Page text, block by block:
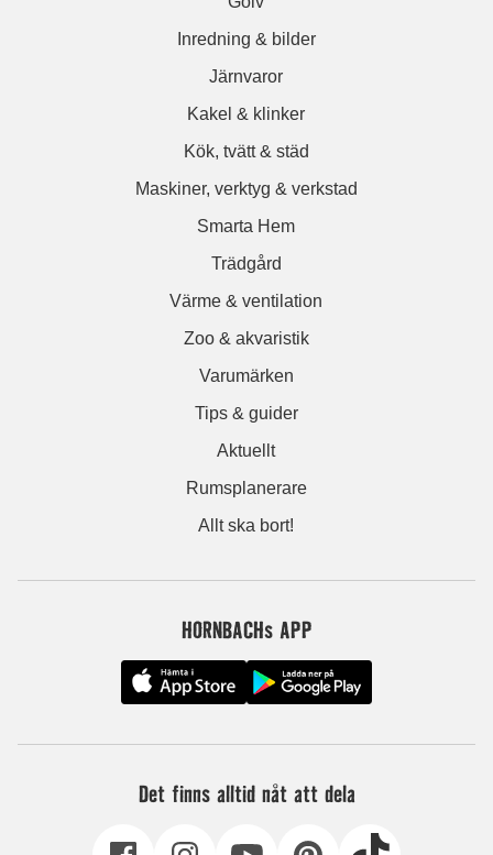
Inredning & bilder
Järnvaror
Kakel & klinker
Kök, tvätt & städ
Maskiner, verktyg & verkstad
Smarta Hem
Trädgård
Värme & ventilation
Zoo & akvaristik
Varumärken
Tips & guider
Aktuellt
Rumsplanerare
Allt ska bort!
HORNBACHs APP
Det finns alltid nåt att dela